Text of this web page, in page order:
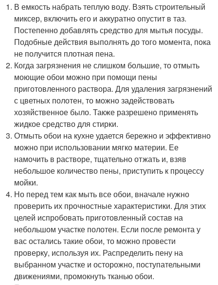
В емкость набрать теплую воду. Взять строительный
миксер, включить его и аккуратно опустит в таз.
Постепенно добавлять средство для мытья посуды.
Подобные действия выполнять до того момента, пока
не получится плотная пена.
Когда загрязнения не слишком большие, то отмыть
моющие обои можно при помощи пены
приготовленного раствора. Для удаления загрязнений
с цветных полотен, то можно задействовать
хозяйственное было. Также разрешено применять
жидкое средство для стирки.
Отмыть обои на кухне удается бережно и эффективно
можно при использовании мягко материи. Ее
намочить в растворе, тщательно отжать и, взяв
небольшое количество пены, приступить к процессу
мойки.
Но перед тем как мыть все обои, вначале нужно
проверить их прочностные характеристики. Для этих
целей испробовать приготовленный состав на
небольшом участке полотен. Если после ремонта у
вас остались такие обои, то можно провести
проверку, используя их. Распределить пену на
выбранном участке и осторожно, поступательными
движениями, промокнуть тканью обои.